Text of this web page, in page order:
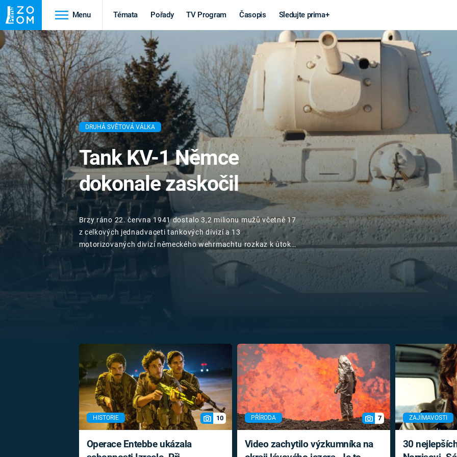
Menu Témata Pořady TV Program Časopis Sledujte prima+
Cestování
HRADY A ZÁMKY
HEDVÁBNÁ STEZKA
PŘÍRODA
Historie
VIKINGOVÉ
EPIDEMIE A
PANDEMIE
STAROVĚKÝ EGYPT
Věda a
technika
KORONAVIRUS
VESMÍR
MARS
Války
STUDENÁ
VÁLKA VE
VIETNAMU
VÁLEČNÉ
SERIÁLY
Druhá
světová válka
ADOLF HITLER
Výročí
MARIE TEREZIE
Záhady a
konspirace
UFO A
MIMOZEMŠŤANÉ
FILMY
REALITA
HORORY
REALITA
DRUHÁ SVĚTOVÁ VÁLKA
Tank KV-1 Němce
dokonale zaskočil
Brzy ráno 22. června 1941 dostalo 3,2 milionu mužů včetně 17
z celkových jednadvaceti tankových divizí a 13
motorizovaných divizí německého wehrmachtu rozkaz k útoku
na Sovětský svaz. Plán pojmenovaný Barbarossa počítal
s obsazením území, na kterém žilo více než 100 milionů
HISTORIE 10
Operace Entebbe ukázala
PŘÍRODA 7
Video zachytilo výzkumníka na
ZAJÍMAVOSTI
30